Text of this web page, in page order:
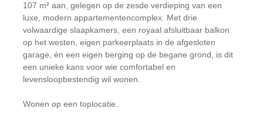
107 m² aan, gelegen op de zesde verdieping van een
luxe, modern appartementencomplex. Met drie
volwaardige slaapkamers, een royaal afsluitbaar balkon
op het westen, eigen parkeerplaats in de afgesloten
garage, én een eigen berging op de begane grond, is dit
een unieke kans voor wie comfortabel en
levensloopbestendig wil wonen.
Wonen op een toplocatie.